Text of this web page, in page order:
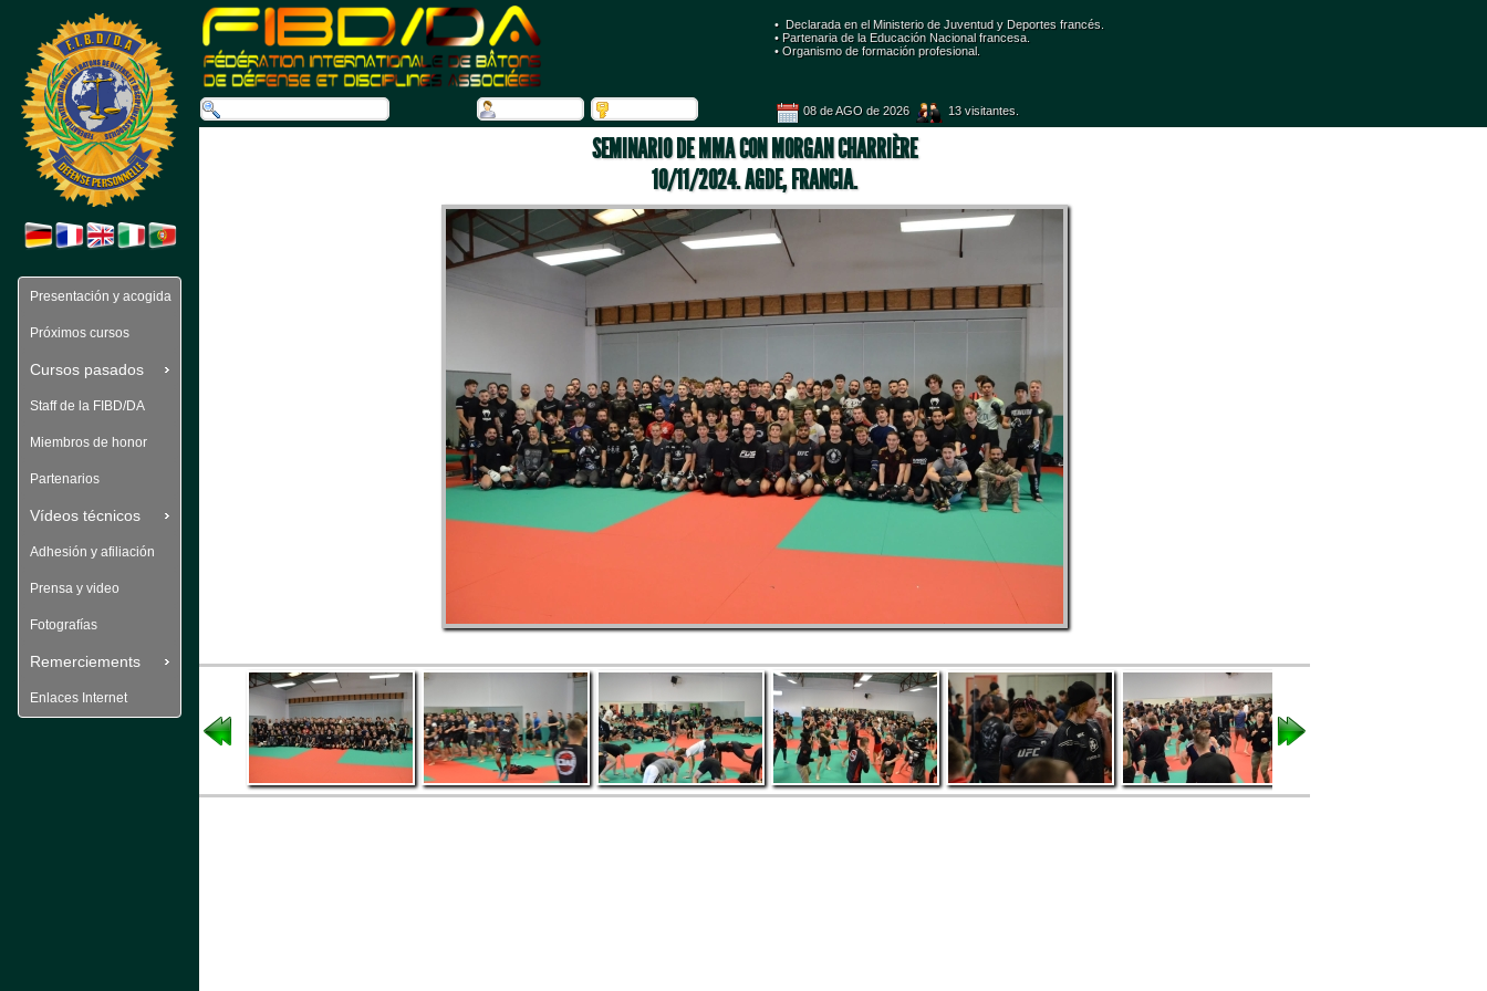
08 de AGO de 2026 13 visitantes.
Presentación y acogida
Próximos cursos
Cursos pasados
Staff de la FIBD/DA
Miembros de honor
Partenarios
Vídeos técnicos
Adhesión y afiliación
Prensa y video
Fotografías
Remerciements
Enlaces Internet
• Declarada en el Ministerio de Juventud y Deportes francés.
• Partenaria de la Educación Nacional francesa.
• Organismo de formación profesional.
SEMINARIO DE MMA CON MORGAN CHARRIÈRE
10/11/2024. AGDE, FRANCIA.